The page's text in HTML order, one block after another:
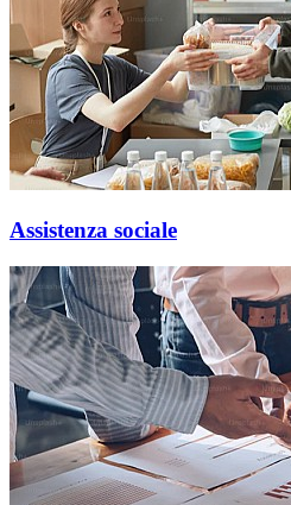
Assistenza sociale